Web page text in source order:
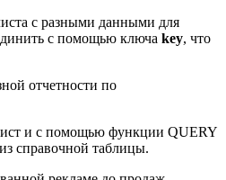
с разными данными для
с помощью ключа key, что
отчетности по
и с помощью функции QUERY
справочной таблицы.